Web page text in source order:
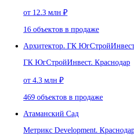
от 12.3 млн ₽
16 объектов в продаже
Архитектор. ГК
ГК ЮгСтройИнвест. Краснодар
от 4.3 млн ₽
469 объектов в продаже
Атаманский Сад
Метрикс Development.